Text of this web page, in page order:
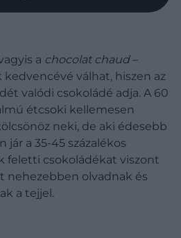
a chocolat chaud–
kedvencévé válhat, hiszen az
valódi csokoládé adja. A 60
étcsoki kellemesen
neki, de aki édesebb
jár a 35-45 százalékos
feletti csokoládékat viszont
nehezebben olvadnak és
a tejjel.